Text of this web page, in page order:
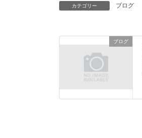
カテゴリー ブログ
ブログ